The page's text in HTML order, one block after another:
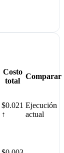
Costo
total
Comparar
$0.021
↑
Ejecución
actual